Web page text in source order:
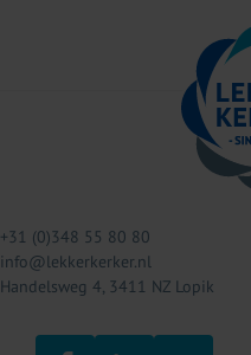
+31 (0)348 55 80 80
info@lekkerkerker.nl
Handelsweg 4, 3411 NZ Lopik